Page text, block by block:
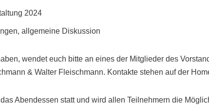
2024
allgemeine Diskussion
wendet euch bitte an eines der Mitglieder des
& Walter Fleischmann. Kontakte stehen auf der
Abendessen statt und wird allen Teilnehmern die